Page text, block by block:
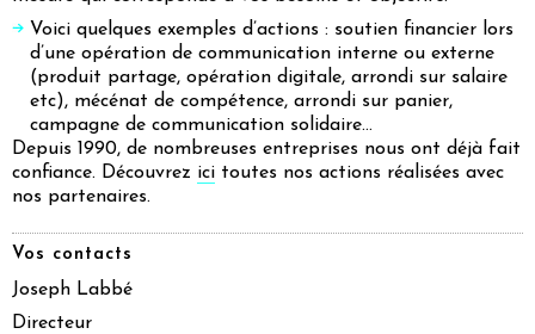
Voici quelques exemples d’actions : soutien financier lors
d’une opération de communication interne ou externe
(produit partage, opération digitale, arrondi sur salaire
etc), mécénat de compétence, arrondi sur panier,
campagne de communication solidaire…
Depuis 1990, de nombreuses entreprises nous ont déjà fait
confiance. Découvrez ici toutes nos actions réalisées avec
nos partenaires.
Vos contacts
Joseph Labbé
Directeur